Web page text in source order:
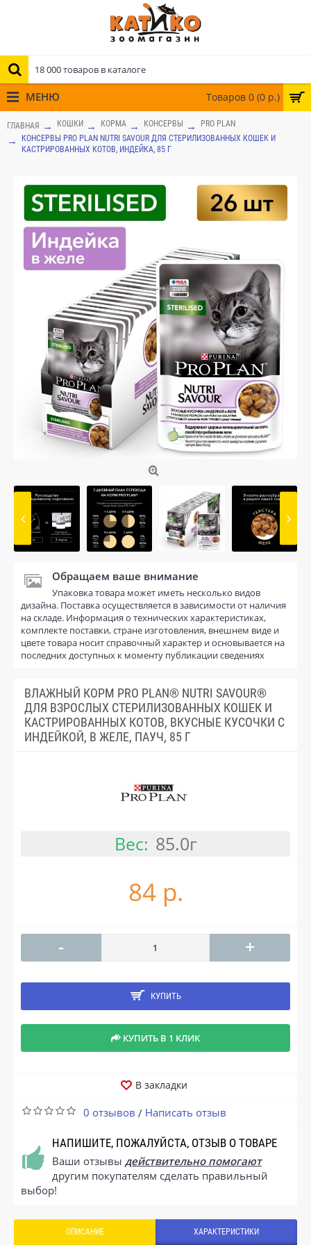
Товаров 0 (0 р.)
МЕНЮ
ГЛАВНАЯ КОШКИ КОРМА КОНСЕРВЫ
PRO PLAN
КОНСЕРВЫ PRO PLAN NUTRI SAVOUR ДЛЯ СТЕРИЛИЗОВАННЫХ КОШЕК И
КАСТРИРОВАННЫХ КОТОВ, ИНДЕЙКА, 85 Г
Обращаем ваше внимание
Упаковка товара может иметь несколько видов
дизайна. Поставка осуществляется в зависимости от наличия
на складе. Информация о технических характеристиках,
комплекте поставки, стране изготовления, внешнем виде и
цвете товара носит справочный характер и основывается на
последних доступных к моменту публикации сведениях
ВЛАЖНЫЙ КОРМ PRO PLAN® NUTRI SAVOUR®
ДЛЯ ВЗРОСЛЫХ СТЕРИЛИЗОВАННЫХ КОШЕК И
КАСТРИРОВАННЫХ КОТОВ, ВКУСНЫЕ КУСОЧКИ С
ИНДЕЙКОЙ, В ЖЕЛЕ, ПАУЧ, 85 Г
Вес: 85.0г
84 р.
- +
КУПИТЬ
КУПИТЬ В 1 КЛИК
В закладки
0 отзывов / Написать отзыв
НАПИШИТЕ, ПОЖАЛУЙСТА, ОТЗЫВ О ТОВАРЕ
Ваши отзывы действительно помогают
другим покупателям сделать правильный
выбор!
ОПИСАНИЕ ХАРАКТЕРИСТИКИ